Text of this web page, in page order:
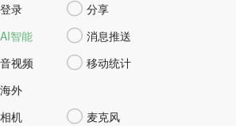
登录  分享
AI智能  消息推送
音视频  移动统计
海外
相机  麦克风